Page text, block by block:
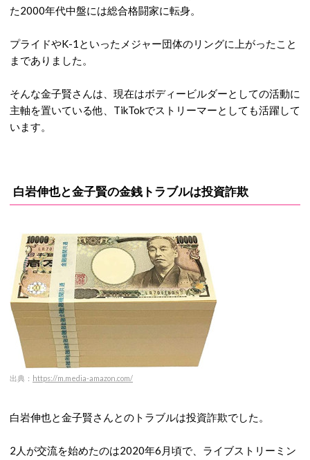
た2000年代中盤には総合格闘家に転身。
プライドやK-1といったメジャー団体のリングに上がったこと
までありました。
そんな金子賢さんは、現在はボディービルダーとしての活動に
主軸を置いている他、TikTokでストリーマーとしても活躍して
います。
白岩伸也と金子賢の金銭トラブルは投資詐欺
出典 ： https://m.media-amazon.com/
白岩伸也と金子賢さんとのトラブルは投資詐欺でした。
2人が交流を始めたのは2020年6月頃で、ライブストリーミン